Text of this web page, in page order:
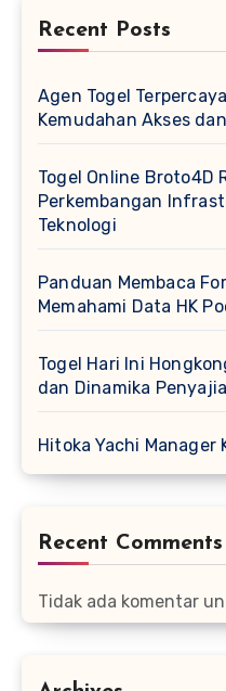
Recent Posts
Agen Togel
Kemudahan Akses
Togel Online Broto4D
Perkembangan
Teknologi
Panduan Membaca
Memahami Data HK
Togel Hari Ini
dan Dinamika
Hitoka Yachi Manager
Recent Comments
Tidak ada komentar